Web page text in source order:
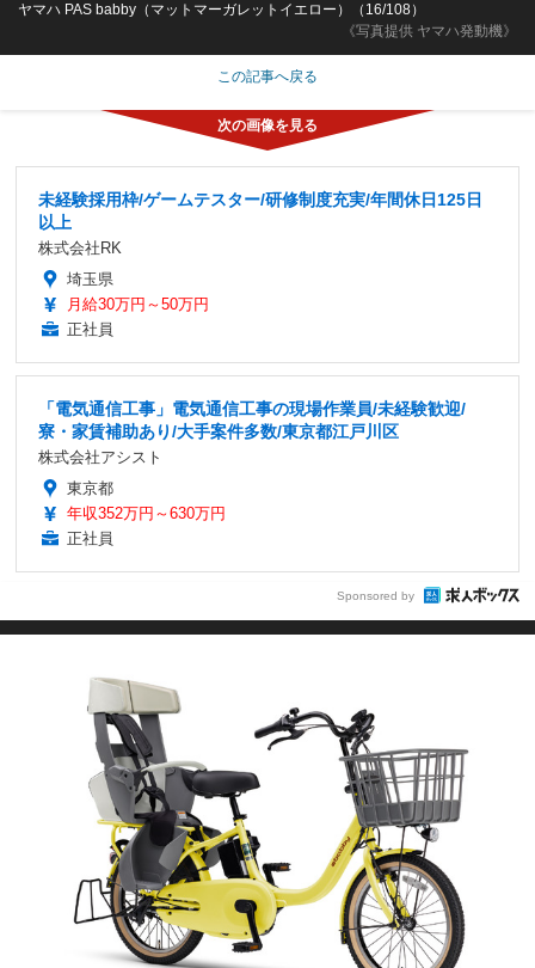
《写真提供 ヤマハ発動機》
ヤマハ PAS babby（マットマーガレットイエロー）（16/108）
この記事へ戻る
未経験採用枠/ゲームテスター/研修制度充実/年間休日125日
以上
株式会社RK
埼玉県
月給30万円～50万円
正社員
「電気通信工事」電気通信工事の現場作業員/未経験歓迎/
寮・家賃補助あり/大手案件多数/東京都江戸川区
株式会社アシスト
東京都
年収352万円～630万円
正社員
Sponsored by